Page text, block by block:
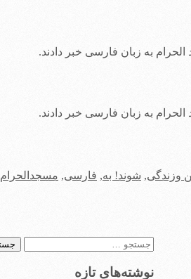
به زبان فارسی خبر دادند.
به زبان فارسی خبر دادند.
وزندگی, شوند! به, فارسی, مسجدالحرام
جستجو
نوشته‌های تازه